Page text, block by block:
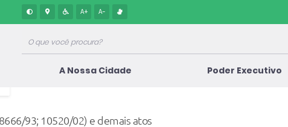
A+ A-
A Nossa Cidade Poder Executivo
93; 10520/02) e demais atos